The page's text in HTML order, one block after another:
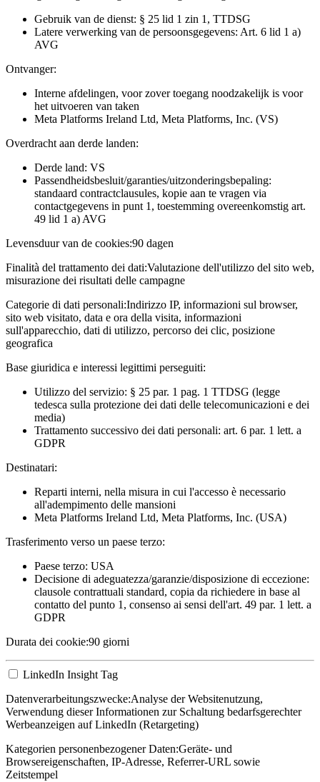
Gebruik van de dienst: § 25 lid 1 zin 1, TTDSG
Latere verwerking van de persoonsgegevens: Art. 6 lid 1 a)
AVG
Ontvanger:
Interne afdelingen, voor zover toegang noodzakelijk is voor
het uitvoeren van taken
Meta Platforms Ireland Ltd, Meta Platforms, Inc. (VS)
Overdracht aan derde landen:
Derde land: VS
Passendheidsbesluit/garanties/uitzonderingsbepaling:
standaard contractclausules, kopie aan te vragen via
contactgegevens in punt 1, toestemming overeenkomstig art.
49 lid 1 a) AVG
Levensduur van de cookies:90 dagen
Finalità del trattamento dei dati:Valutazione dell'utilizzo del sito web,
misurazione dei risultati delle campagne
Categorie di dati personali:Indirizzo IP, informazioni sul browser,
sito web visitato, data e ora della visita, informazioni
sull'apparecchio, dati di utilizzo, percorso dei clic, posizione
geografica
Base giuridica e interessi legittimi perseguiti:
Utilizzo del servizio: § 25 par. 1 pag. 1 TTDSG (legge
tedesca sulla protezione dei dati delle telecomunicazioni e dei
media)
Trattamento successivo dei dati personali: art. 6 par. 1 lett. a
GDPR
Destinatari:
Reparti interni, nella misura in cui l'accesso è necessario
all'adempimento delle mansioni
Meta Platforms Ireland Ltd, Meta Platforms, Inc. (USA)
Trasferimento verso un paese terzo:
Paese terzo: USA
Decisione di adeguatezza/garanzie/disposizione di eccezione:
clausole contrattuali standard, copia da richiedere in base al
contatto del punto 1, consenso ai sensi dell'art. 49 par. 1 lett. a
GDPR
Durata dei cookie:90 giorni
LinkedIn Insight Tag
Datenverarbeitungszwecke:Analyse der Websitenutzung,
Verwendung dieser Informationen zur Schaltung bedarfsgerechter
Werbeanzeigen auf LinkedIn (Retargeting)
Kategorien personenbezogener Daten:Geräte- und
Browsereigenschaften, IP-Adresse, Referrer-URL sowie
Zeitstempel